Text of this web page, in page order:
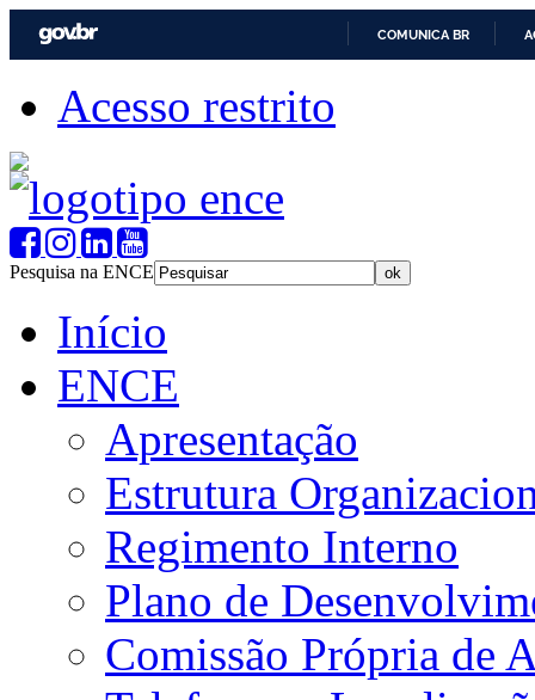
COMUNICA BR
Acesso restrito
Pesquisa na ENCE
Início
ENCE
Apresentação
Estrutura
Regimento Interno
Plano de
Comissão Própria de